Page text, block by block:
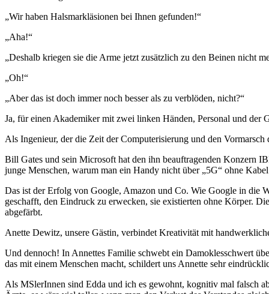
„Wir haben Halsmarkläsionen bei Ihnen gefunden!“
„Aha!“
„Deshalb kriegen sie die Arme jetzt zusätzlich zu den Beinen nicht
„Oh!“
„Aber das ist doch immer noch besser als zu verblöden, nicht?“
Ja, für einen Akademiker mit zwei linken Händen, Personal und der
Als Ingenieur, der die Zeit der Computerisierung und den
Bill Gates und sein Microsoft hat den ihn beauftragenden Konzern
junge Menschen, warum man ein Handy nicht über „5G“ ohne
Das ist der Erfolg von Google, Amazon und Co. Wie Google in die
geschafft, den Eindruck zu erwecken, sie existierten ohne Körper.
abgefärbt.
Anette Dewitz, unsere Gästin, verbindet Kreativität mit
Und dennoch! In Annettes Familie schwebt ein Damoklesschwert
das mit einem Menschen macht, schildert uns Annette sehr
Als MSlerInnen sind Edda und ich es gewohnt, kognitiv mal falsch